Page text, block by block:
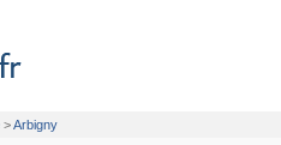
>Arbigny